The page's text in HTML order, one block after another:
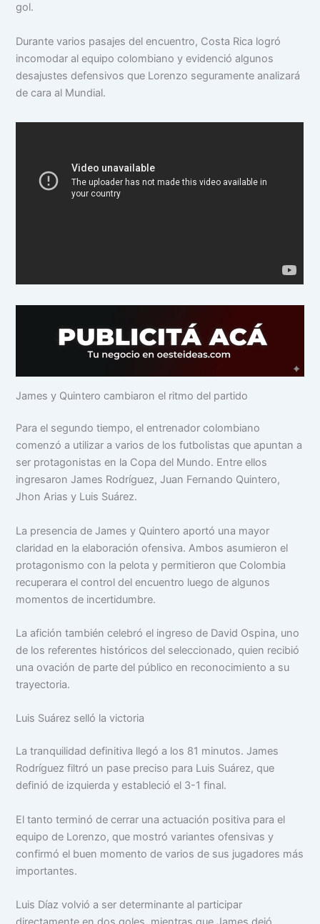
gol.
Durante varios pasajes del encuentro, Costa Rica logró
incomodar al equipo colombiano y evidenció algunos
desajustes defensivos que Lorenzo seguramente analizará
de cara al Mundial.
James y Quintero cambiaron el ritmo del partido
Para el segundo tiempo, el entrenador colombiano
comenzó a utilizar a varios de los futbolistas que apuntan a
ser protagonistas en la Copa del Mundo. Entre ellos
ingresaron James Rodríguez, Juan Fernando Quintero,
Jhon Arias y Luis Suárez.
La presencia de James y Quintero aportó una mayor
claridad en la elaboración ofensiva. Ambos asumieron el
protagonismo con la pelota y permitieron que Colombia
recuperara el control del encuentro luego de algunos
momentos de incertidumbre.
La afición también celebró el ingreso de David Ospina, uno
de los referentes históricos del seleccionado, quien recibió
una ovación de parte del público en reconocimiento a su
trayectoria.
Luis Suárez selló la victoria
La tranquilidad definitiva llegó a los 81 minutos. James
Rodríguez filtró un pase preciso para Luis Suárez, que
definió de izquierda y estableció el 3-1 final.
El tanto terminó de cerrar una actuación positiva para el
equipo de Lorenzo, que mostró variantes ofensivas y
confirmó el buen momento de varios de sus jugadores más
importantes.
Luis Díaz volvió a ser determinante al participar